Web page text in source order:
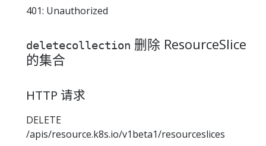
401: Unauthorized
deletecollection 删除 ResourceSlice
的集合
HTTP 请求
DELETE
/apis/resource.k8s.io/v1beta1/resourceslices